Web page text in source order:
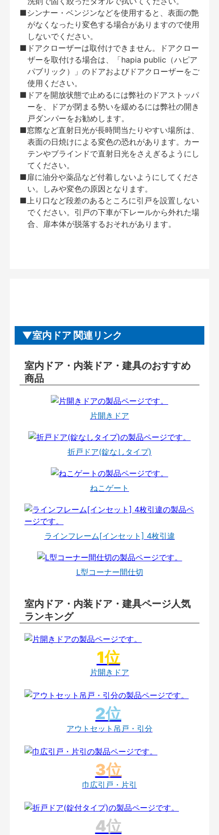
■シンナー・ベンジンなどを使用すると、表面の艶
がなくなったり変色する場合がありますので使用
しないでください。
■ドアクローザーは取付けできません。ドアクロー
ザーを取付ける場合は、「hapia public（ハピア
パブリック）」のドアおよびドアクローザーをご
使用ください。
■ドアを開放状態で止めるには弊社のドアストッパ
ーを、ドアが閉まる勢いを緩めるには弊社の開き
戸ダンパーをお勧めします。
■窓際など直射日光が長時間当たりやすい場所は、
表面の日焼けによる変色の恐れがあります。カー
テンやブラインドで直射日光をさえぎるようにし
てください。
■扉に油分や薬品など付着しないようにしてくださ
い。しみや変色の原因となります。
■上り口など段差のあるところに引戸を設置しない
でください。引戸の下車が下レールから外れた場
合、扉本体が脱落するおそれがあります。
室内ドア 関連リンク
室内ドア・内装ドア・建具のおすすめ
商品
片開きドア
折戸ドア(錠なしタイプ)
ねこゲート
ラインフレーム[インセット] 4枚引違
L型コーナー間仕切
室内ドア・内装ドア・建具ページ人気
ランキング
片開きドア
アウトセット吊戸・引分
巾広引戸・片引